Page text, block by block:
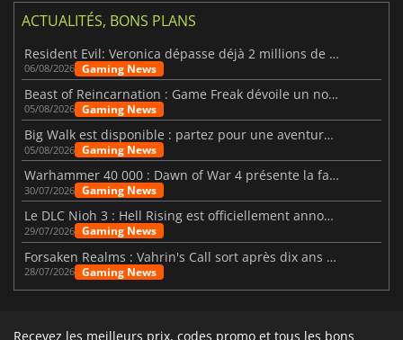
ACTUALITÉS, BONS PLANS
Resident Evil: Veronica dépasse déjà 2 millions de wishlists
06/08/2026 Gaming News
Beast of Reincarnation : Game Freak dévoile un nouveau pari
05/08/2026 Gaming News
Big Walk est disponible : partez pour une aventure entre amis
05/08/2026 Gaming News
Warhammer 40 000 : Dawn of War 4 présente la faction des Nécrons
30/07/2026 Gaming News
Le DLC Nioh 3 : Hell Rising est officiellement annoncé
29/07/2026 Gaming News
Forsaken Realms : Vahrin's Call sort après dix ans de développement
28/07/2026 Gaming News
Recevez les meilleurs prix, codes promo et tous les bons